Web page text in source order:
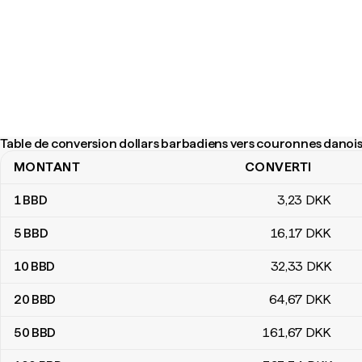
Table de conversion dollars barbadiens vers couronnes
Table de conversion dollars barbadiens vers couronnes danoises
MONTANT CONVERTI
1BBD 3,23 DKK
5 BBD 16,17 DKK
10 BBD 32,33 DKK
20 BBD 64,67 DKK
50 BBD 161,67 DKK